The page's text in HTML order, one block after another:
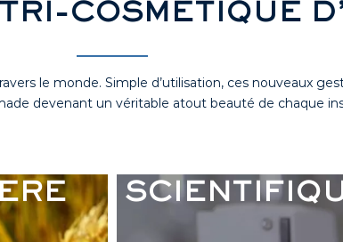
COSMÉTIQUE
le monde. Simple d’utilisation, ces nouveaux
devenant un véritable atout beauté de chaque